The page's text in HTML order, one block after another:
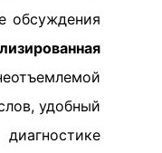
обсуждения
удобный